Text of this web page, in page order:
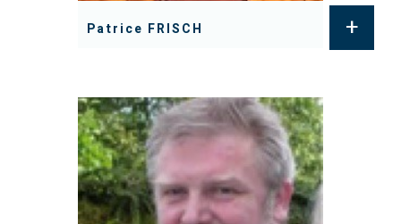
Patrice FRISCH +